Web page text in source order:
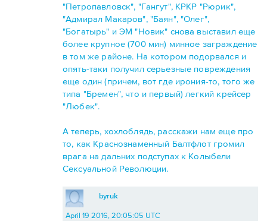
"Петропавловск", "Гангут", КРКР "Рюрик",
"Адмирал Макаров", "Баян", "Олег",
"Богатырь" и ЭМ "Новик" снова выставил еще
более крупное (700 мин) минное заграждение
в том же районе. На котором подорвался и
опять-таки получил серьезные повреждения
еще один (причем, вот где ирония-то, того же
типа "Бремен", что и первый) легкий крейсер
"Любек".
А теперь, хохлоблядь, расскажи нам еще про
то, как Краснознаменный Балтфлот громил
врага на дальних подступах к Колыбели
Сексуальной Революции.
byruk
April 19 2016, 20:05:05 UTC